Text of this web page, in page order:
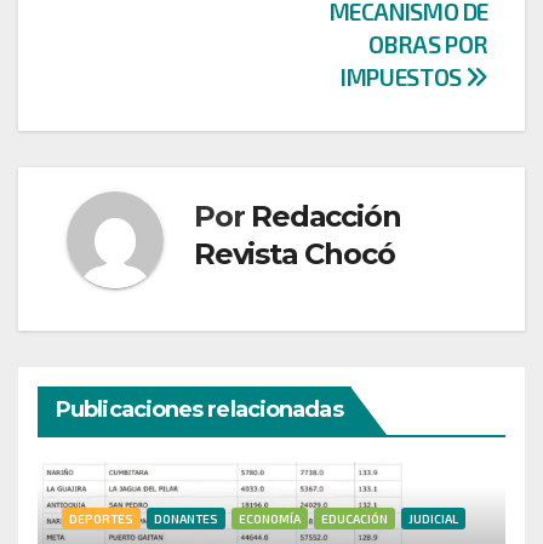
MECANISMO DE
OBRAS POR
IMPUESTOS
Por Redacción
Revista Chocó
Publicaciones relacionadas
DEPORTES DONANTES ECONOMÍA EDUCACIÓN JUDICIAL